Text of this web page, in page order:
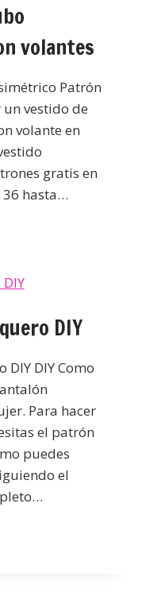
volantes
Patrón
vestido de
volante en
gratis en
36 hasta…
DIY
DIY DIY Como
Para hacer
el patrón
puedes
el